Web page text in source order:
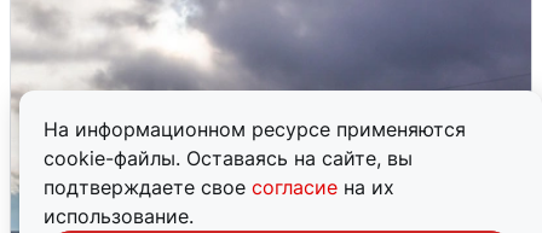
На информационном ресурсе применяются
cookie-файлы. Оставаясь на сайте, вы
подтверждаете свое согласие на их
использование.